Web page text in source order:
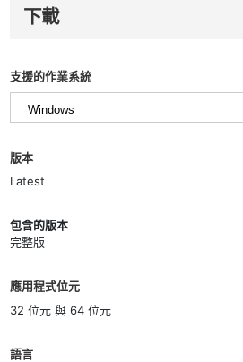
下載
支援的作業系統
版本
Latest
包含的版本
完整版
應用程式位元
32 位元 與 64 位元
語言